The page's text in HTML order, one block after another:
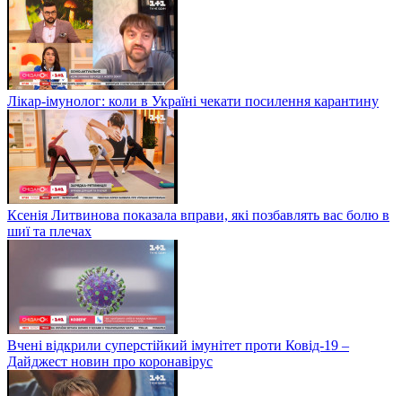
Лікар-імунолог: коли в Україні чекати посилення карантину
Ксенія Литвинова показала вправи, які позбавлять вас болю в
шиї та плечах
Вчені відкрили суперстійкий імунітет проти Ковід-19 –
Дайджест новин про коронавірус